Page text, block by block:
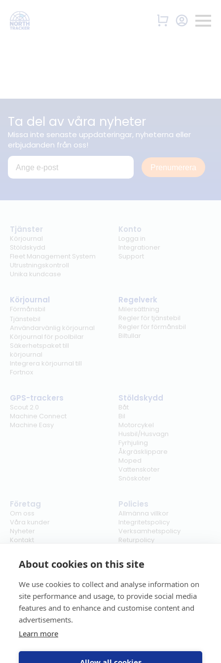
About cookies on this site
We use cookies to collect and analyse information on
site performance and usage, to provide social media
features and to enhance and customise content and
advertisements.
Learn more
Ta del av våra nyheter
Missa inte senaste uppdateringar, nyheterna eller
erbjudanden från oss!
Prenumerera
Tjänster
Körjournal
Stöldskydd
Fleet Management System
Utrustningskontroll
Unika kundcase
Konto
Logga in
Integrationer
Support
Körjournal
Förmånsbil
Tjänstebil
Användarvänlig körjournal
Körjournal för poolbilar
Säkerhetspaket till
körjournal
Integrera körjournal till
Fortnox
Regelverk
Milersättning
Regler för tjänstebil
Regler för förmånsbil
Biltullar
GPS-trackers
Scout 2.0
Machine Connect
Machine Easy
Stöldskydd
Båt
Bil
Motorcykel
Husbil/Husvagn
Fyrhjuling
Åkgräsklippare
Moped
Vattenskoter
Snöskoter
Företag
Om oss
Våra kunder
Nyheter
Kontakt
Policies
Allmänna villkor
Integritetspolicy
Verksamhetspolicy
Returpolicy
Cookies